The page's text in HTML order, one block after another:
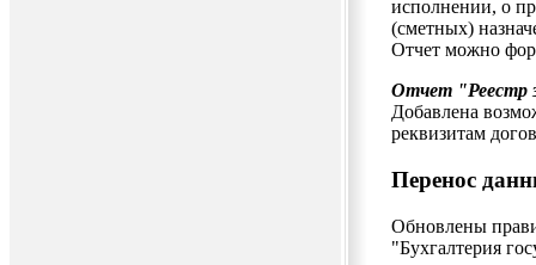
исполнении, о
(сметных)
Отчет можно
Отчет "Реестр
Добавлена
реквизитам
Перенос
Обновлены
"Бухгалтерия